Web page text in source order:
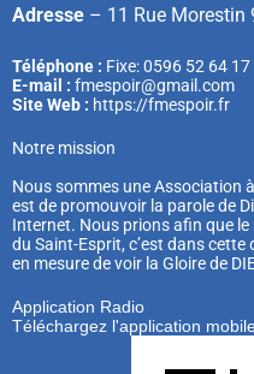
Adresse – 11 Rue Morestin
Téléphone : Fixe: 0596 52 64
E-mail : fmespoir@gmail.com
Site Web : https://fmespoir.fr
Notre mission
Nous sommes une Association
est de promouvoir la parole de
Internet. Nous prions afin que
du Saint-Esprit, c’est dans
en mesure de voir la Gloire de
Application Radio
Téléchargez l'application